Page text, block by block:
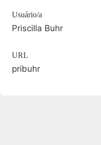
Usuário/a
Priscilla Buhr
URL
pribuhr